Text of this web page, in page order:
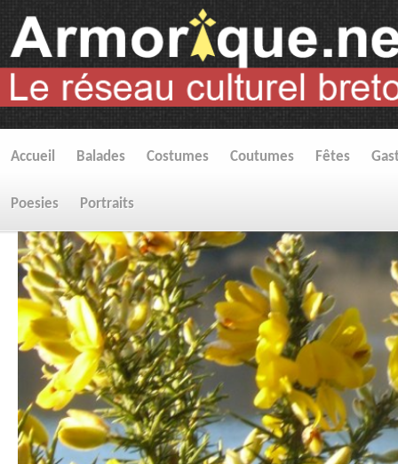
Accueil Balades Costumes Coutumes Fêtes
Poesies Portraits